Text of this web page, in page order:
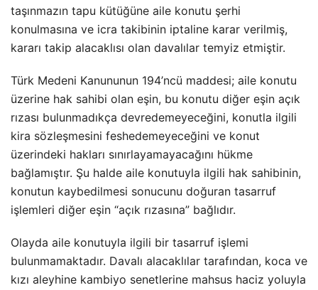
taşınmazın tapu kütüğüne aile konutu şerhi
konulmasına ve icra takibinin iptaline karar verilmiş,
kararı takip alacaklısı olan davalılar temyiz etmiştir.
Türk Medeni Kanununun 194’ncü maddesi; aile konutu
üzerine hak sahibi olan eşin, bu konutu diğer eşin açık
rızası bulunmadıkça devredemeyeceğini, konutla ilgili
kira sözleşmesini feshedemeyeceğini ve konut
üzerindeki hakları sınırlayamayacağını hükme
bağlamıştır. Şu halde aile konutuyla ilgili hak sahibinin,
konutun kaybedilmesi sonucunu doğuran tasarruf
işlemleri diğer eşin “açık rızasına” bağlıdır.
Olayda aile konutuyla ilgili bir tasarruf işlemi
bulunmamaktadır. Davalı alacaklılar tarafından, koca ve
kızı aleyhine kambiyo senetlerine mahsus haciz yoluyla